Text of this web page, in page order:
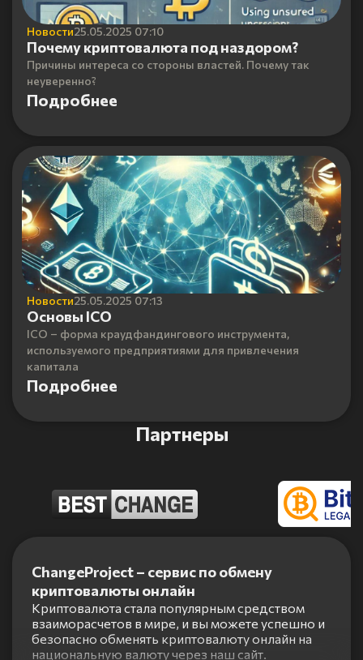
Новости25.05.2025 07:10
Почему криптовалюта под наздором?
Причины интереса со стороны властей. Почему так
неуверенно?
Подробнее
Новости25.05.2025 07:13
Основы ICO
ICO – форма краудфандингового инструмента,
используемого предприятиями для привлечения
капитала
Подробнее
Партнеры
ChangeProject – сервис по обмену
криптовалюты онлайн
Криптовалюта стала популярным средством
взаиморасчетов в мире, и вы можете успешно и
безопасно обменять криптовалюту онлайн на
национальную валюту через наш сайт.